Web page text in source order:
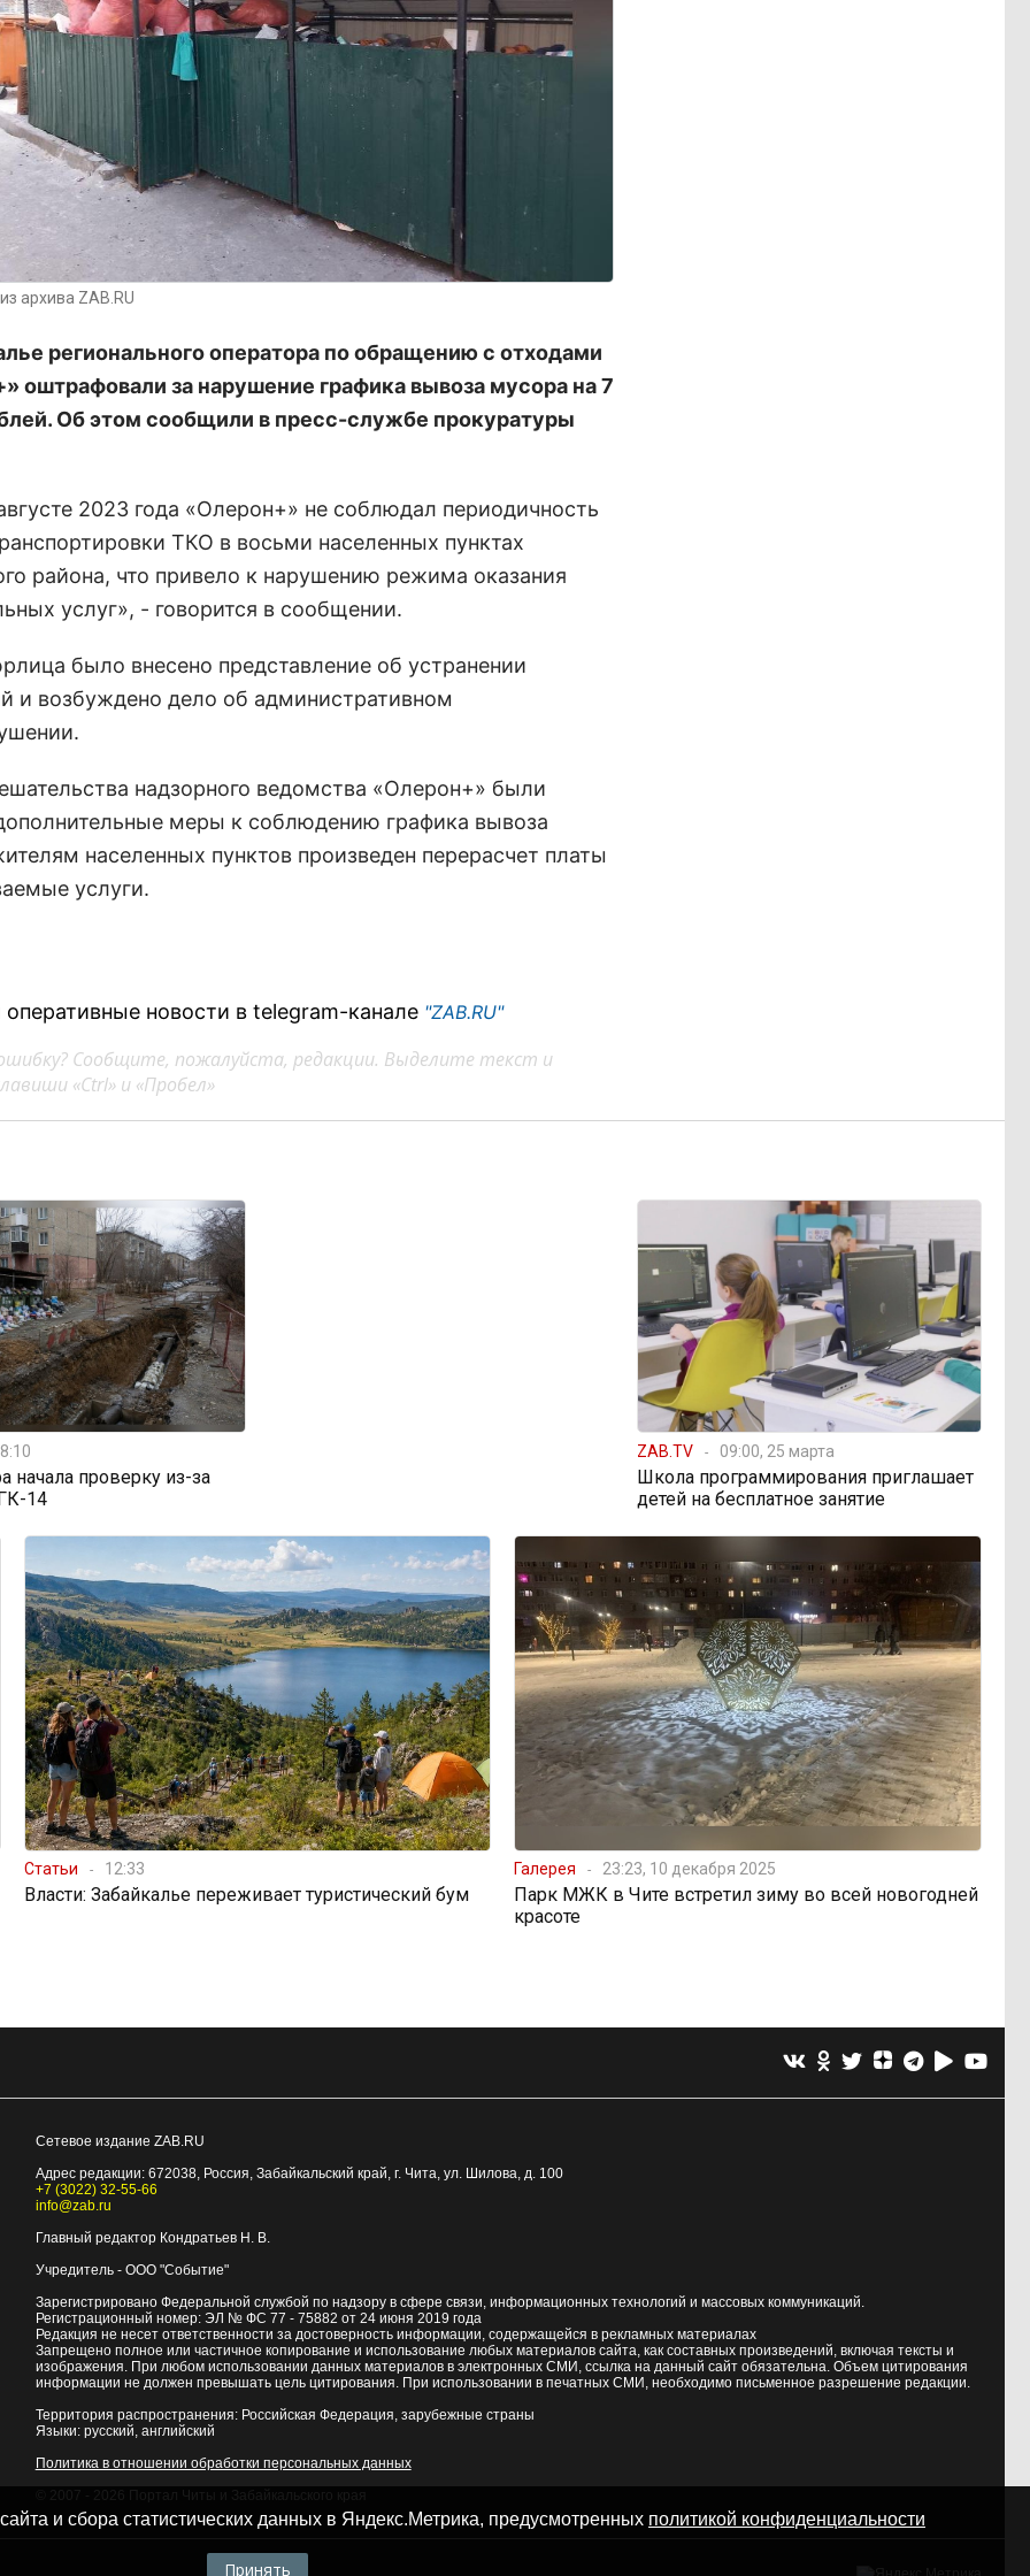
архива ZAB.RU
регионального оператора по обращению с отходами
оштрафовали за нарушение графика вывоза мусора на 7
Об этом сообщили в пресс-службе прокуратуры
2023 года «Олерон+» не соблюдал периодичность
ТКО в восьми населенных пунктах
района, что привело к нарушению режима оказания
услуг», - говорится в сообщении.
было внесено представление об устранении
и возбуждено дело об административном
надзорного ведомства «Олерон+» были
меры к соблюдению графика вывоза
населенных пунктов произведен перерасчет платы
услуги.
новости в telegram-канале "ZAB.RU"
Сообщите, пожалуйста, редакции. Выделите текст и
«Ctrl» и «Пробел»
начала проверку из-за
14
ZAB.TV 09:00, 25 марта
Школа программирования приглашает
детей на бесплатное занятие
Статьи 12:33
Власти: Забайкалье переживает туристический бум
Галерея 23:23, 10 декабря 2025
Парк МЖК в Чите встретил зиму во всей новогодней
красоте
Сетевое издание ZAB.RU
Адрес редакции: 672038, Россия, Забайкальский край, г. Чита, ул. Шилова, д. 100
+7 (3022) 32-55-66
info@zab.ru
Главный редактор Кондратьев Н. В.
Учредитель - ООО "Событие"
Зарегистрировано Федеральной службой по надзору в сфере связи, информационных технологий и массовых коммуникаций.
Регистрационный номер: ЭЛ № ФС 77 - 75882 от 24 июня 2019 года
Редакция не несет ответственности за достоверность информации, содержащейся в рекламных материалах
Запрещено полное или частичное копирование и использование любых материалов сайта, как составных произведений, включая тексты и
изображения. При любом использовании данных материалов в электронных СМИ, ссылка на данный сайт обязательна. Объем цитирования
информации не должен превышать цель цитирования. При использовании в печатных СМИ, необходимо письменное разрешение редакции.
Территория распространения: Российская Федерация, зарубежные страны
Языки: русский, английский
Политика в отношении обработки персональных данных
и сбора статистических данных в Яндекс.Метрика, предусмотренных политикой конфиденциальности
Принять